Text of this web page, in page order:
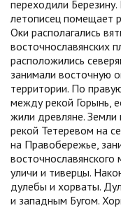
переходили
летописец помещает
Оки располагались
восточнославянских
расположились
занимали восточную
территории. По
между рекой Горынь,
жили древляне.
рекой Тетеревом на
на Правобережье,
уличи и тиверцы.
дулебы и хорваты.
и западным Бугом.